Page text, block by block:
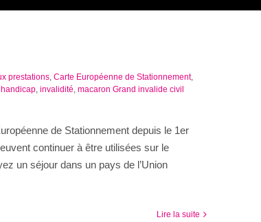
prestations Carte Européenne de Stationnement,
handicap invalidité macaron Grand invalide civil
de Stationnement depuis le 1er
continuer à être utilisées sur le
un séjour dans un pays de l’Union
Lire la suite